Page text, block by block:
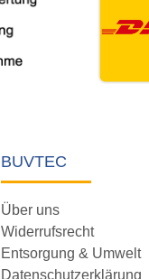
BUVTEC
Über uns
Widerrufsrecht
Entsorgung & Umwelt
Datenschutzerklärung